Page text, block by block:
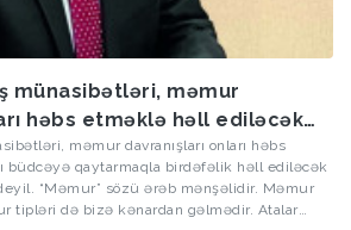
münasibətləri, məmur
həbs etməklə həll ediləcək
deyil
məmur davranışları onları həbs
büdcəyə qaytarmaqla birdəfəlik həll ediləcək
“Məmur” sözü ərəb mənşəlidir. Məmur
tipləri də bizə kənardan gəlmədir. Atalar